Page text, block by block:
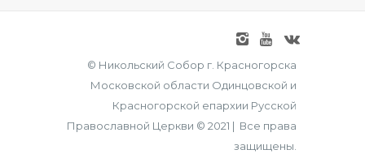
© Никольский Собор г. Красногорска
Московской области Одинцовской и
Красногорской епархии Русской
Православной Церкви © 2021 | Все права
защищены.